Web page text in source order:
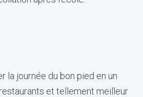
la journée du bon pied en un
et tellement meilleur